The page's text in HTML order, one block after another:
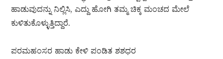
ಹಾಡುವುದನ್ನು ನಿಲ್ಲಿಸಿ, ಎದ್ದು ಹೋಗಿ ತಮ್ಮ ಚಿಕ್ಕ ಮಂಚದ ಮೇಲೆ
ಕುಳಿತುಕೊಳ್ಳುತ್ತಿದ್ದಾರೆ.
ಪರಮಹಂಸರ ಹಾಡು ಕೇಳಿ ಪಂಡಿತ ಶಶಧರ